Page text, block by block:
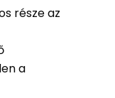
része az
a